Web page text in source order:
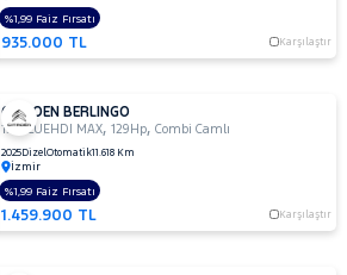
935.000 TL Karşılaştır
%1,99 Faiz Fırsatı
CITROEN BERLINGO
1.5 BLUEHDI MAX,129Hp,Combi Camlı
2025DizelOtomatik11.618 Km
İzmir
1.459.900 TL Karşılaştır
%1,99 Faiz Fırsatı